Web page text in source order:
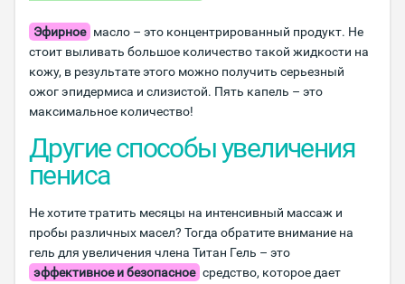
Эфирное масло – это концентрированный продукт. Не
стоит выливать большое количество такой жидкости на
кожу, в результате этого можно получить серьезный
ожог эпидермиса и слизистой. Пять капель – это
максимальное количество!
Другие способы увеличения
пениса
Не хотите тратить месяцы на интенсивный массаж и
пробы различных масел? Тогда обратите внимание на
гель для увеличения члена Титан Гель – это
эффективное и безопасное средство, которое дает